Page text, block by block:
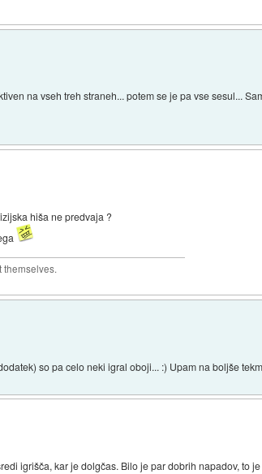
na vseh treh straneh... potem se je pa vse sesul...
hiša ne predvaja ?
themselves.
so pa celo neki igral oboji... :) Upam na boljše
igrišča, kar je dolgčas. Bilo je par dobrih napadov, to je